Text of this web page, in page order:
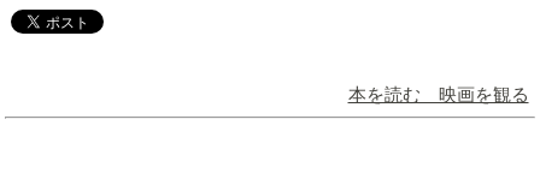
本を読む 映画を観る